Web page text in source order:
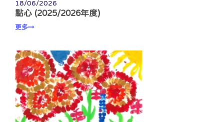
18/06/2026
點心 (2025/2026年度)
更多